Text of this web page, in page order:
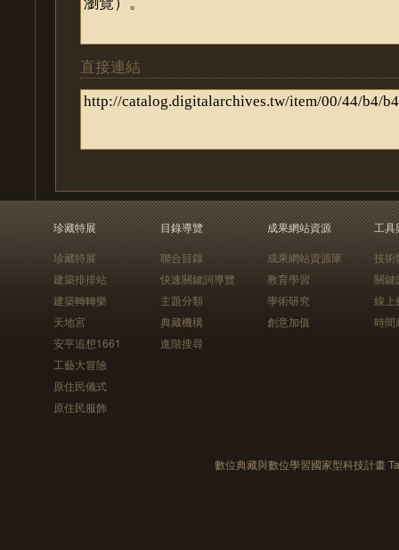
直接連結
珍藏特展
珍藏特展
建築排排站
建築轉轉樂
天地宮
安平追想1661
工藝大冒險
原住民儀式
原住民服飾
目錄導覽
聯合目錄
快速關鍵詞導覽
主題分類
典藏機構
進階搜尋
成果網站資源
成果網站資源庫
教育學習
學術研究
創意加值
工具
技術
關鍵
線上
時間
數位典藏與數位學習國家型科技計畫